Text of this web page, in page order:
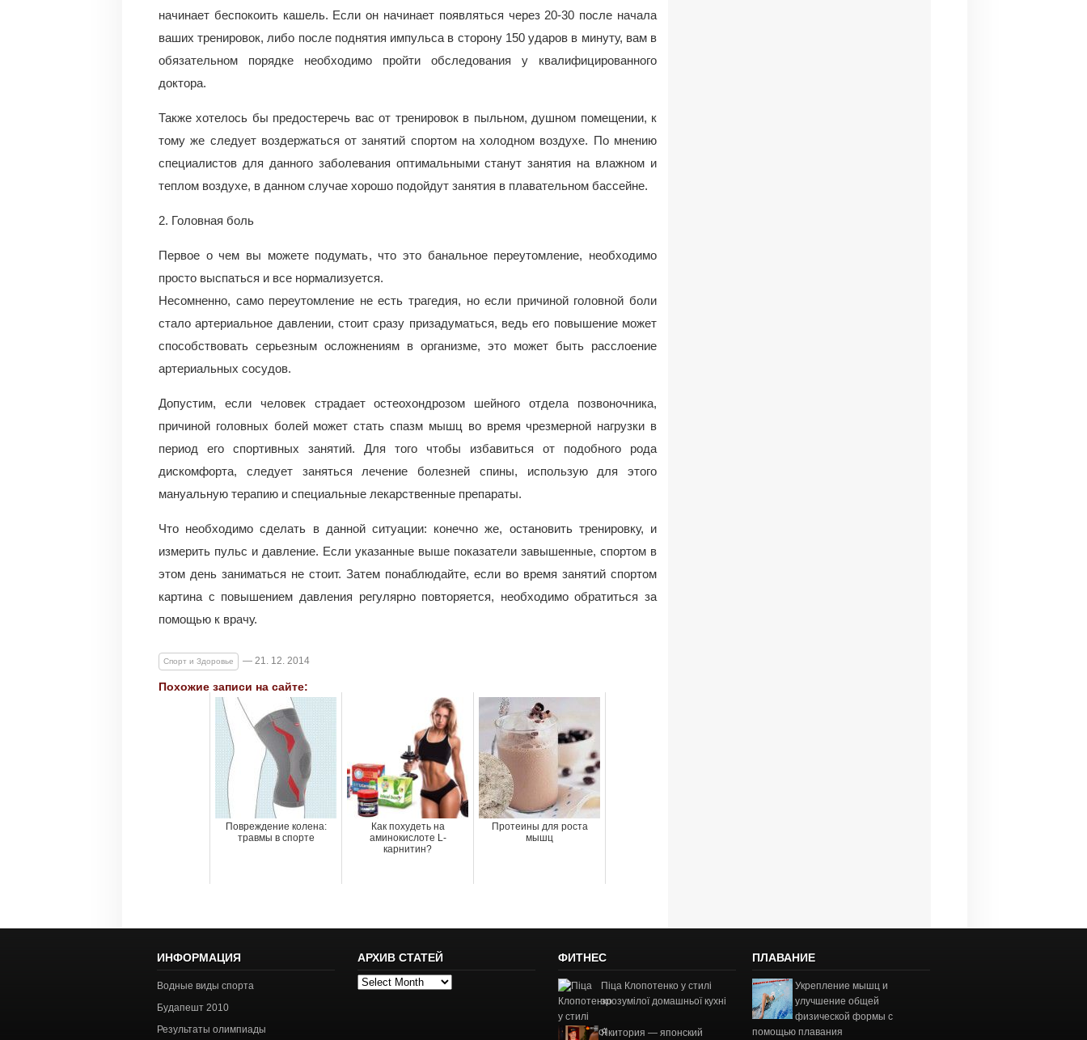
начинает беспокоить кашель. Если он начинает появляться через 20-30 после начала
ваших тренировок, либо после поднятия импульса в сторону 150 ударов в минуту, вам в
обязательном порядке необходимо пройти обследования у квалифицированного
доктора.
Также хотелось бы предостеречь вас от тренировок в пыльном, душном помещении, к
тому же следует воздержаться от занятий спортом на холодном воздухе. По мнению
специалистов для данного заболевания оптимальными станут занятия на влажном и
теплом воздухе, в данном случае хорошо подойдут занятия в плавательном бассейне.
2. Головная боль
Первое о чем вы можете подумать, что это банальное переутомление, необходимо
просто выспаться и все нормализуется.
Несомненно, само переутомление не есть трагедия, но если причиной головной боли
стало артериальное давлении, стоит сразу призадуматься, ведь его повышение может
способствовать серьезным осложнениям в организме, это может быть расслоение
артериальных сосудов.
Допустим, если человек страдает остеохондрозом шейного отдела позвоночника,
причиной головных болей может стать спазм мышц во время чрезмерной нагрузки в
период его спортивных занятий. Для того чтобы избавиться от подобного рода
дискомфорта, следует заняться лечение болезней спины, использую для этого
мануальную терапию и специальные лекарственные препараты.
Что необходимо сделать в данной ситуации: конечно же, остановить тренировку, и
измерить пульс и давление. Если указанные выше показатели завышенные, спортом в
этом день заниматься не стоит. Затем понаблюдайте, если во время занятий спортом
картина с повышением давления регулярно повторяется, необходимо обратиться за
помощью к врачу.
Спорт и Здоровье — 21. 12. 2014
Похожие записи на сайте:
Повреждение колена:
травмы в спорте
Как похудеть на
аминокислоте L-
карнитин?
Протеины для роста
мышц
ИНФОРМАЦИЯ
Водные виды спорта
Будапешт 2010
Результаты олимпиады
АРХИВ СТАТЕЙ
Архив
ФИТНЕС
Піца Клопотенко у стилі
зрозумілої домашньої кухні
Якитория — японский
ПЛАВАНИЕ
Укрепление мышц и
улучшение общей
физической формы с
помощью плавания